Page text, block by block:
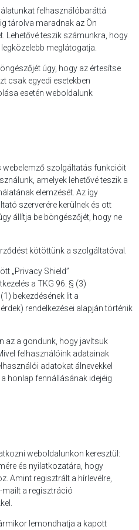
felhasználóbaráttá
tárolva maradnak az Ön
Lehetővé teszik számunkra, hogy
meglátogatja.
úgy, hogy az értesítse
csak egyedi esetekben
esetén weboldalunk
webelemző szolgáltatás funkcióit
amelyek lehetővé teszik a
elemzését. Az így
szerverére kerülnek és ott
állítja be böngészőjét, hogy ne
kötöttünk a szolgáltatóval.
„Privacy Shield”
a TKG 96. § (3)
bekezdésének lit a
rendelkezései alapján történik
az a gondunk, hogy javítsuk
felhasználóink adatainak
adatokat álnevekkel
honlap fennállásának idejéig
weboldalunkon keresztül:
és nyilatkozatára, hogy
Amint regisztrált a hírlevélre,
mailt a regisztráció
lemondhatja a kapott